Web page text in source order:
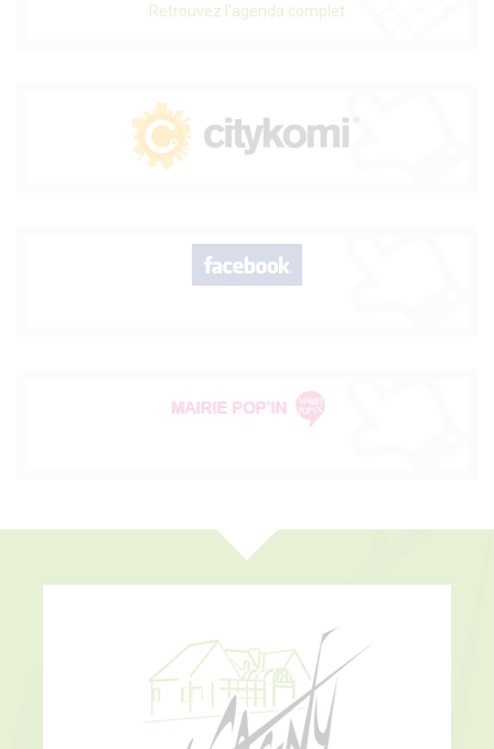
Retrouvez l'agenda complet